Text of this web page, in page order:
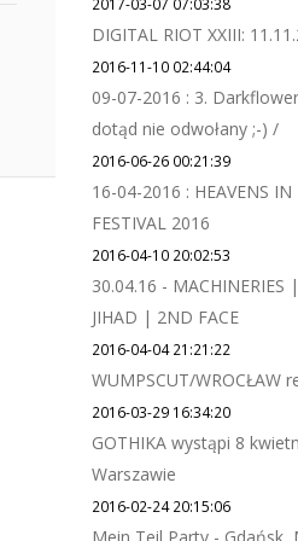
DIGITAL RIOT XXIII:
2016-11-10 02:44:04
09-07-2016 : 3.
dotąd nie odwołany ;-) /
2016-06-26 00:21:39
16-04-2016 : HEAVENS
FESTIVAL 2016
2016-04-10 20:02:53
30.04.16 -
JIHAD | 2ND FACE
2016-04-04 21:21:22
WUMPSCUT/WROCŁAW
2016-03-29 16:34:20
GOTHIKA wystąpi 8
Warszawie
2016-02-24 20:15:06